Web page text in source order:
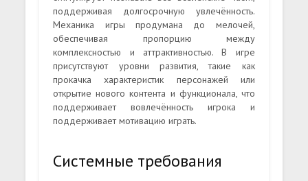
поддерживая долгосрочную увлечённость.
Механика игры продумана до мелочей,
обеспечивая пропорцию между
комплексностью и аттрактивностью. В игре
присутствуют уровни развития, такие как
прокачка характеристик персонажей или
открытие нового контента и функционала, что
поддерживает вовлечённость игрока и
поддерживает мотивацию играть.
Системные требования